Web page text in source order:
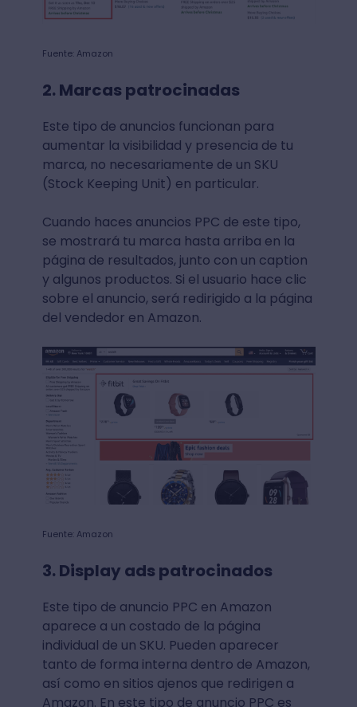
Fuente: Amazon
2. Marcas patrocinadas
Este tipo de anuncios funcionan para
aumentar la visibilidad y presencia de tu
marca, no necesariamente de un SKU
(Stock Keeping Unit) en particular.
Cuando haces anuncios PPC de este tipo,
se mostrará tu marca hasta arriba en la
página de resultados, junto con un caption
y algunos productos. Si el usuario hace clic
sobre el anuncio, será redirigido a la página
del vendedor en Amazon.
Fuente: Amazon
3. Display ads patrocinados
Este tipo de anuncio PPC en Amazon
aparece a un costado de la página
individual de un SKU. Pueden aparecer
tanto de forma interna dentro de Amazon,
así como en sitios ajenos que redirigen a
Amazon. En este tipo de anuncio PPC es